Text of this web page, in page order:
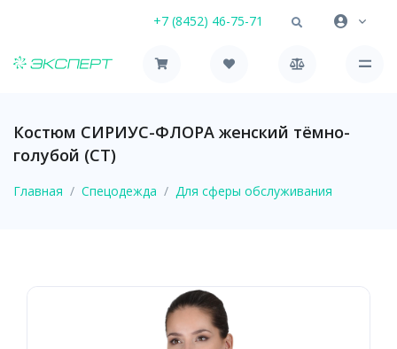
+7 (8452) 46-75-71
Костюм СИРИУС-ФЛОРА женский тёмно-
голубой (СТ)
Главная Спецодежда Для сферы обслуживания